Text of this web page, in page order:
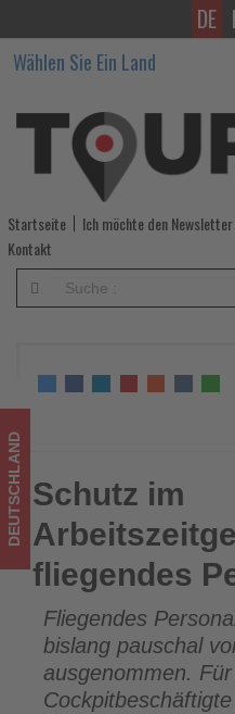
Schutz
im
für
fliegendes
Personal
was
im
Tourismus
los
ist!
DE
Wählen Sie Ein Land
Startseite Ich möchte den
Kontakt
Schutz im Arbeitszeitgesetz für
DEUTSCHLAND Schutz im
fliegendes
Fliegendes
bislang pauschal
ausgenommen.